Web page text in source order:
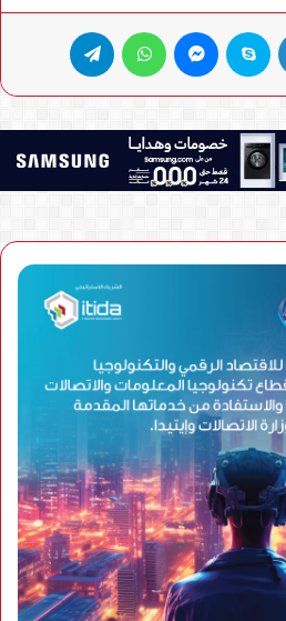
لينكدإن سكايب ماسنجر واتساب